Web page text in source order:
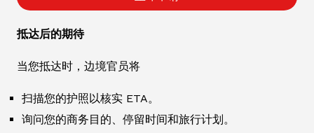
抵达后的期待
当您抵达时，边境官员将
扫描您的护照以核实 ETA。
询问您的商务目的、停留时间和旅行计划。